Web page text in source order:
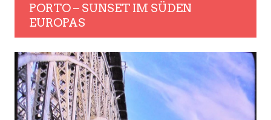
PORTO – SUNSET IM SÜDEN
EUROPAS